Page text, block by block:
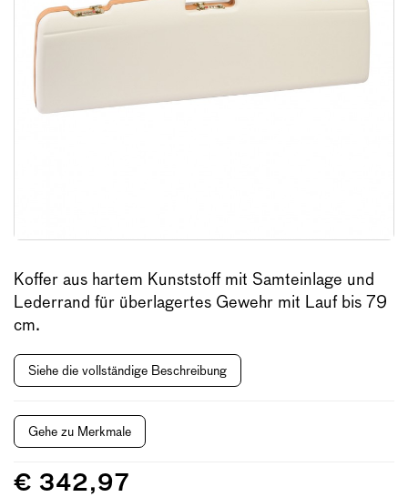
Koffer aus hartem Kunststoff mit Samteinlage und
Lederrand für überlagertes Gewehr mit Lauf bis 79
cm.
Siehe die vollständige Beschreibung
Gehe zu Merkmale
€ 342,97